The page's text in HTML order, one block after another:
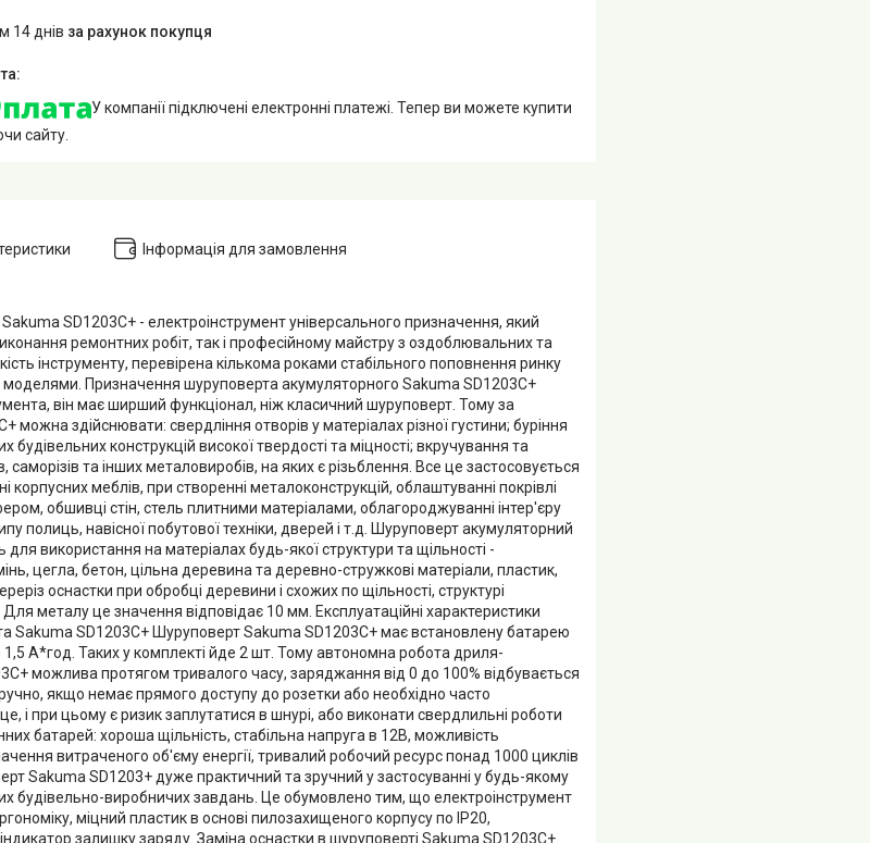
14 днів за рахунок покупця
У компанії підключені електронні платежі. Тепер ви можете купити
сайту.
Інформація для замовлення
SD1203C+ - електроінструмент універсального призначення, який
ремонтних робіт, так і професійному майстру з оздоблювальних та
інструменту, перевірена кількома роками стабільного поповнення ринку
моделями. Призначення шуруповерта акумуляторного Sakuma SD1203C+
він має ширший функціонал, ніж класичний шуруповерт. Тому за
можна здійснювати: свердління отворів у матеріалах різної густини; буріння
будівельних конструкцій високої твердості та міцності; вкручування та
саморізів та інших металовиробів, на яких є різьблення. Все це застосовується
корпусних меблів, при створенні металоконструкцій, облаштуванні покрівлі
обшивці стін, стель плитними матеріалами, облагороджуванні інтер'єру
полиць, навісної побутової техніки, дверей і т.д. Шуруповерт акумуляторний
використання на матеріалах будь-якої структури та щільності -
цегла, бетон, цільна деревина та деревно-стружкові матеріали, пластик,
оснастки при обробці деревини і схожих по щільності, структурі
металу це значення відповідає 10 мм. Експлуатаційні характеристики
Sakuma SD1203C+ Шуруповерт Sakuma SD1203C+ має встановлену батарею
1,5 А*год. Таких у комплекті йде 2 шт. Тому автономна робота дриля-
можлива протягом тривалого часу, заряджання від 0 до 100% відбувається
якщо немає прямого доступу до розетки або необхідно часто
і при цьому є ризик заплутатися в шнурі, або виконати свердлильні роботи
батарей: хороша щільність, стабільна напруга в 12В, можливість
витраченого об'єму енергії, тривалий робочий ресурс понад 1000 циклів
Sakuma SD1203+ дуже практичний та зручний у застосуванні у будь-якому
будівельно-виробничих завдань. Це обумовлено тим, що електроінструмент
міцний пластик в основі пилозахищеного корпусу по IP20,
індикатор залишку заряду. Заміна оснастки в шуруповерті Sakuma SD1203C+